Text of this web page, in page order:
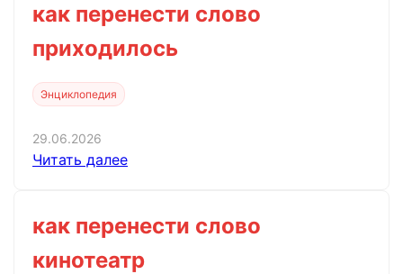
как перенести слово
приходилось
Энциклопедия
29.06.2026
Читать далее
как перенести слово
кинотеатр